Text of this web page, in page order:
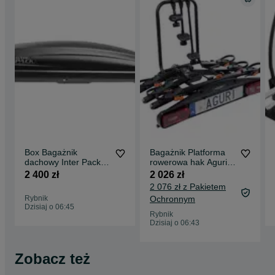
Box Bagażnik
dachowy Inter Pack
Traxer 6.6. Dobra
2 400 zł
Rybnik
Dzisiaj o 06:45
Bagażnik Platforma
rowerowa hak Aguri
ACTIVE BIKE PRO 3
Rowery Nowość
2 026 zł
2 076 zł z Pakietem
Ochronnym
Rybnik
Dzisiaj o 06:43
Zobacz też